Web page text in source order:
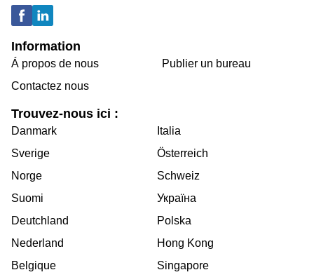
Information
Á propos de nous
Contactez nous
Publier un bureau
Trouvez-nous ici :
Danmark
Sverige
Norge
Suomi
Deutchland
Nederland
Belgique
Italia
Österreich
Schweiz
Україна
Polska
Hong Kong
Singapore